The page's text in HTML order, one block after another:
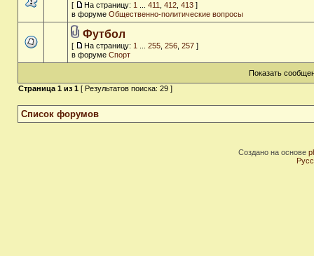
[ На страницу: 1 411 412 413 ]
в форуме Общественно-политические вопросы
Футбол
[ На страницу: 1 255 256 257 ]
в форуме Спорт
Показать
Страница 1 из 1 [ Результатов поиска: 29 ]
Список форумов
Создано на основе